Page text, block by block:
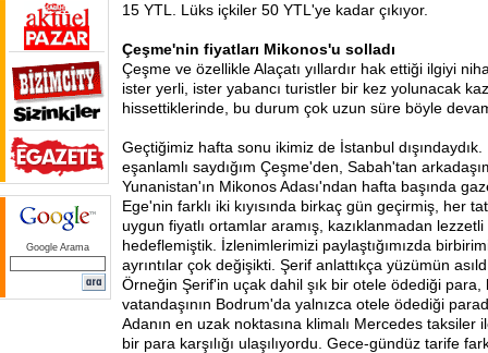
Google Arama
15 YTL. Lüks içkiler 50 YTL'ye kadar çıkıyor.
Çeşme'nin fiyatları Mikonos'u solladı
Çeşme ve özellikle Alaçatı yıllardır hak ettiği ilgiyi
ister yerli, ister yabancı turistler bir kez yolunacak
hissettiklerinde, bu durum çok uzun süre böyle
Geçtiğimiz hafta sonu ikimiz de İstanbul dışındaydık.
eşanlamlı saydığım Çeşme'den, Sabah'tan
Yunanistan'ın Mikonos Adası'ndan hafta başında
Ege'nin farklı iki kıyısında birkaç gün geçirmiş, her
uygun fiyatlı ortamlar aramış, kazıklanmadan
hedeflemiştik. İzlenimlerimizi paylaştığımızda
ayrıntılar çok değişikti. Şerif anlattıkça yüzümün
Örneğin Şerif'in uçak dahil şık bir otele ödediği para,
vatandaşının Bodrum'da yalnızca otele ödediği
Adanın en uzak noktasına klimalı Mercedes taksiler
bir para karşılığı ulaşılıyordu. Gece-gündüz tarife